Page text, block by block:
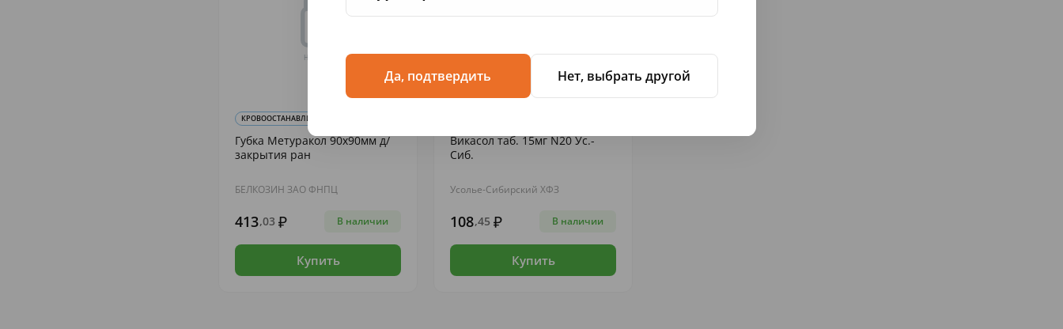
Да, подтвердить Нет, выбрать другой
КРОВООСТАНАВЛИВАЮЩИЕ ПРЕПАРАТЫ
Губка Метуракол 90х90мм д/
закрытия ран
БЕЛКОЗИН ЗАО ФНПЦ
413,03 В наличии
Купить
Викасол таб. 15мг N20 Ус.-
Сиб.
Усолье-Сибирский ХФЗ
108,45 В наличии
Купить